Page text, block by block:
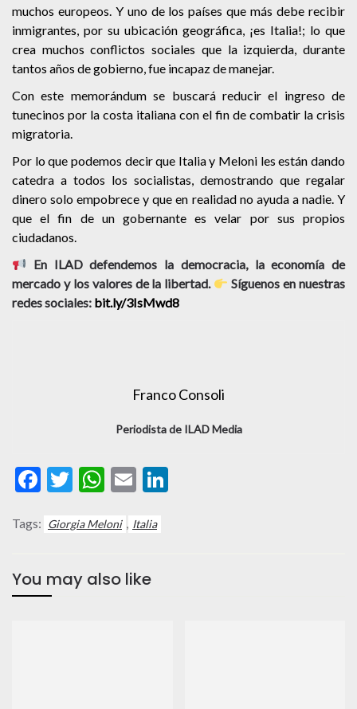
muchos europeos. Y uno de los países que más debe recibir
inmigrantes, por su ubicación geográfica, ¡es Italia!; lo que
crea muchos conflictos sociales que la izquierda, durante
tantos años de gobierno, fue incapaz de manejar.
Con este memorándum se buscará reducir el ingreso de
tunecinos por la costa italiana con el fin de combatir la crisis
migratoria.
Por lo que podemos decir que Italia y Meloni les están dando
catedra a todos los socialistas, demostrando que regalar
dinero solo empobrece y que en realidad no ayuda a nadie. Y
que el fin de un gobernante es velar por sus propios
ciudadanos.
En ILAD defendemos la democracia, la economía de
mercado y los valores de la libertad.
Síguenos en nuestras
redes sociales: bit.ly/3IsMwd8
Franco Consoli
Periodista de ILAD Media
Facebook
Twitter
WhatsApp
Email
Tags: Giorgia Meloni , Italia
You may also like